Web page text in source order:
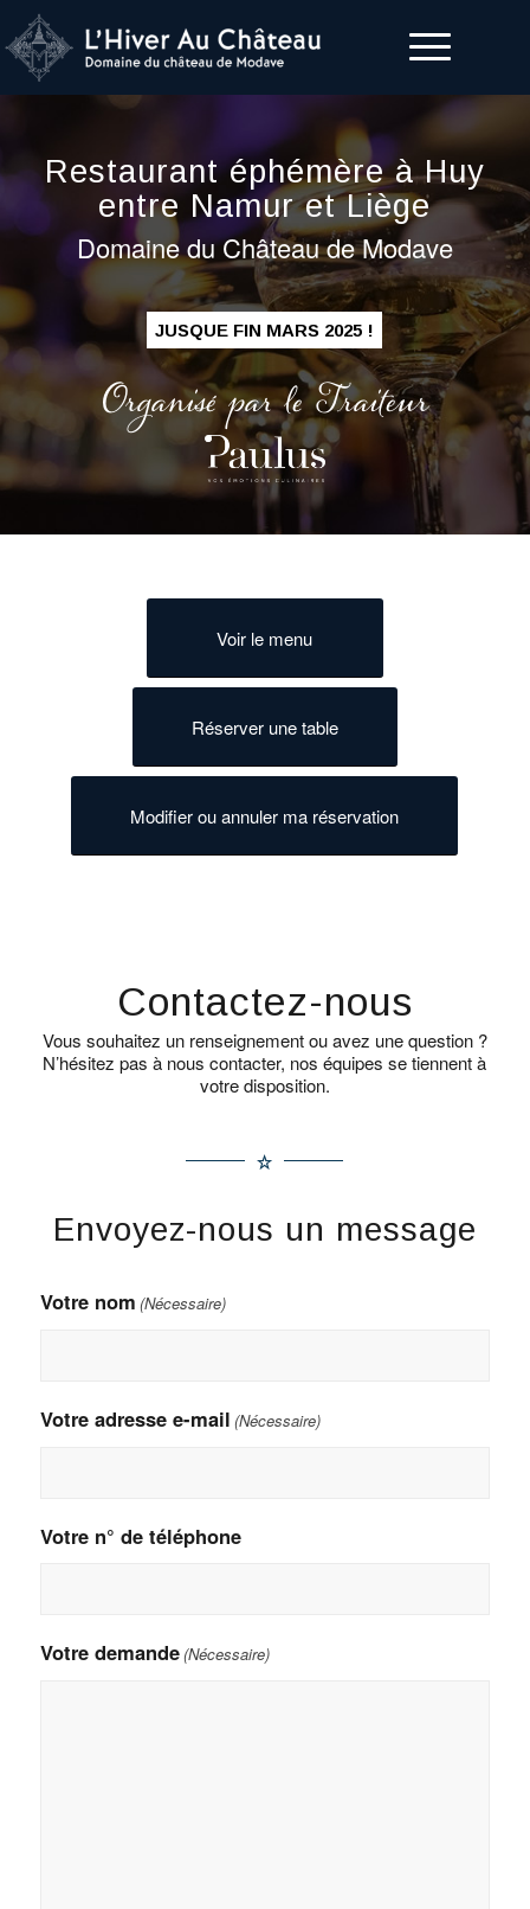
Restaurant éphémère à Huy
entre Namur et Liège
Domaine du Château de Modave
JUSQUE FIN MARS 2025 !
Organisé par le Traiteur
Voir le menu
Réserver une table
Modifier ou annuler ma réservation
Contactez-nous
Vous souhaitez un renseignement ou avez une question ?
N’hésitez pas à nous contacter, nos équipes se tiennent à
votre disposition.
Envoyez-nous un message
Votre nom (Nécessaire)
Votre adresse e-mail (Nécessaire)
Votre n° de téléphone
Votre demande(Nécessaire)